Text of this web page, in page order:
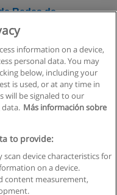
Redes de
de Lisboa
Educaedu
information on a device,
personal data. You may
below, including your
is used, or at any time in
will be signaled to our
Más información sobre
to provide:
scan device characteristics for
on a device.
content measurement,